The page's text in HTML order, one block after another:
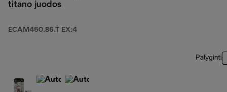
titano juodos
ECAM450.86.T EX:4
Palyginti